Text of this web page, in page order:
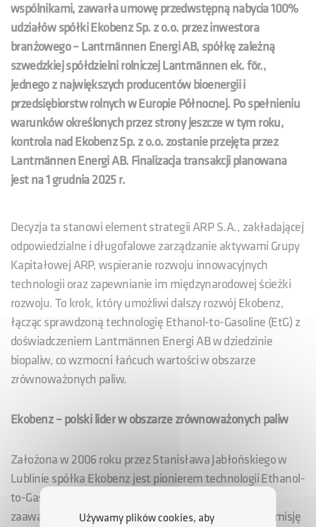
wspólnikami, zawarła umowę przedwstępną nabycia 100%
udziałów spółki Ekobenz Sp. z o.o. przez inwestora
branżowego – Lantmännen Energi AB, spółkę zależną
szwedzkiej spółdzielni rolniczej Lantmännen ek. för.,
jednego z największych producentów bioenergii i
przedsiębiorstw rolnych w Europie Północnej. Po spełnieniu
warunków określonych przez strony jeszcze w tym roku,
kontrola nad Ekobenz Sp. z o.o. zostanie przejęta przez
Lantmännen Energi AB. Finalizacja transakcji planowana
jest na 1 grudnia 2025 r.
Decyzja ta stanowi element strategii ARP S.A., zakładającej
odpowiedzialne i długofalowe zarządzanie aktywami Grupy
Kapitałowej ARP, wspieranie rozwoju innowacyjnych
technologii oraz zapewnianie im międzynarodowej ścieżki
rozwoju. To krok, który umożliwi dalszy rozwój Ekobenz,
łącząc sprawdzoną technologię Ethanol-to-Gasoline (EtG) z
doświadczeniem Lantmännen Energi AB w dziedzinie
biopaliw, co wzmocni łańcuch wartości w obszarze
zrównoważonych paliw.
Ekobenz – polski lider w obszarze zrównoważonych paliw
Założona w 2006 roku przez Stanisława Jabłońskiego w
Lublinie spółka Ekobenz jest pionierem technologii Ethanol-
to-Gasoline (EtG), umożliwiającej produkcję
zaawansowanych biopaliw znacząco ograniczających emisję
Używamy plików cookies, aby